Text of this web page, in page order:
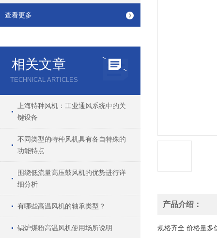
查看更多
相关文章
TECHNICAL ARTICLES
上海特种风机：工业通风系统中的关
键设备
不同类型的特种风机具有各自特殊的
功能特点
围绕低流量高压鼓风机的优势进行详
细分析
有哪些高温风机的轴承类型？
锅炉煤粉高温风机使用场所说明
产品介绍：
规格齐全 价格量多